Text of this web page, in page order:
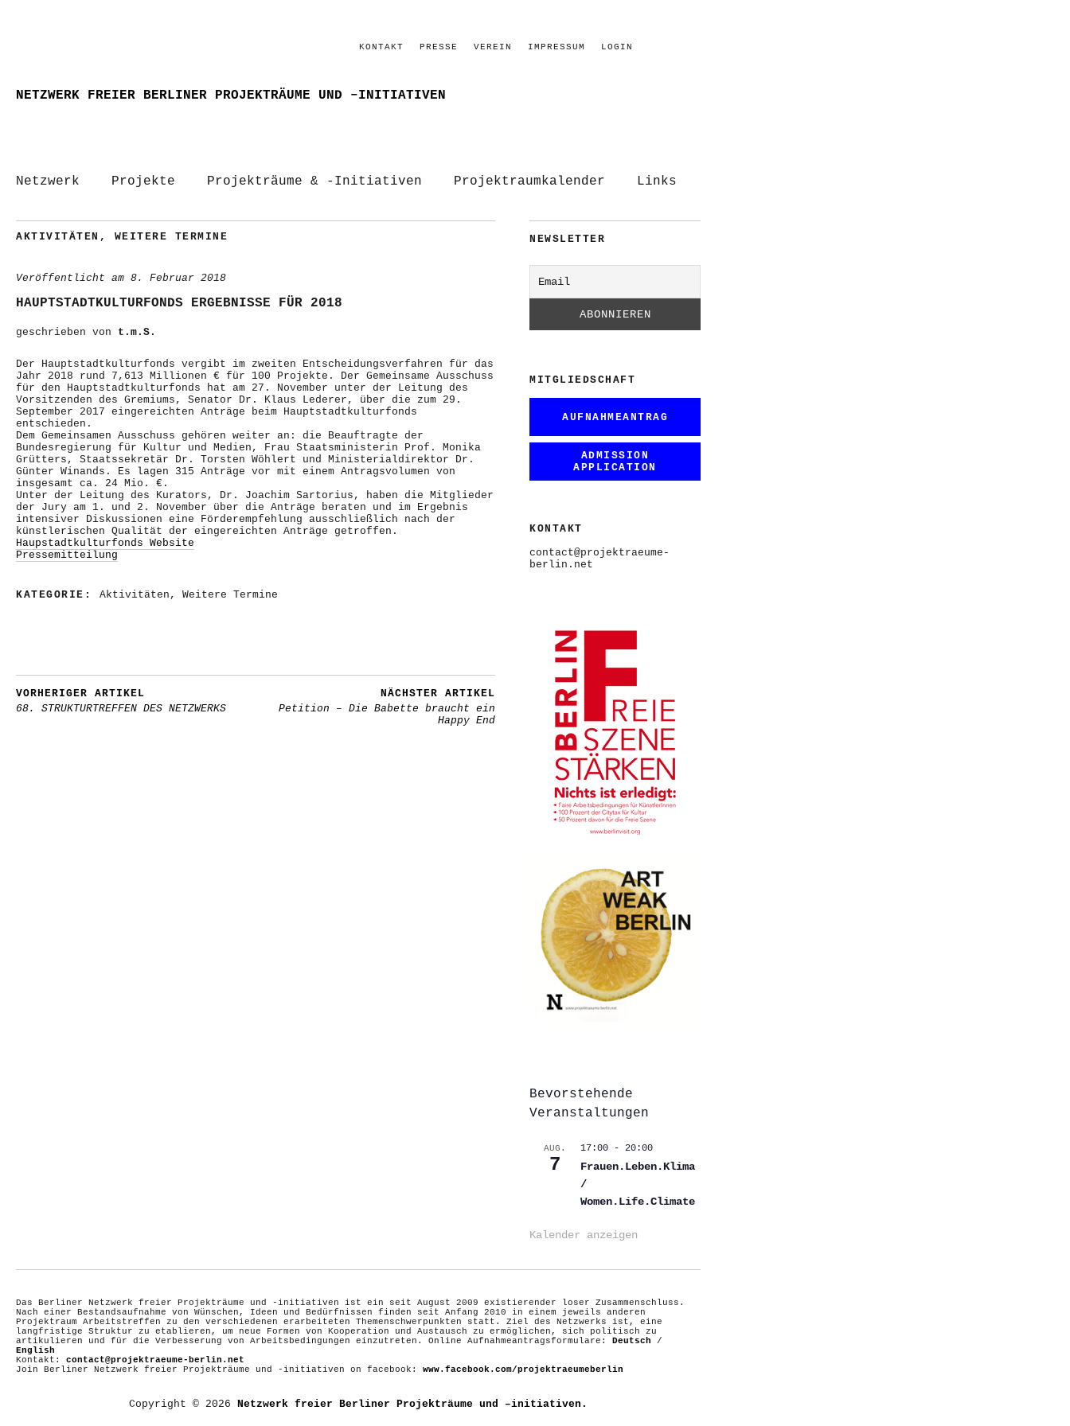
KONTAKT PRESSE VEREIN IMPRESSUM LOGIN
NETZWERK FREIER BERLINER PROJEKTRÄUME UND –INITIATIVEN
Netzwerk Projekte Projekträume & -Initiativen Projektraumkalender Links
AKTIVITÄTEN , WEITERE TERMINE
Veröffentlicht am 8. Februar 2018
HAUPTSTADTKULTURFONDS ERGEBNISSE FÜR 2018
geschrieben von t.m.S.
Der Hauptstadtkulturfonds vergibt im zweiten Entscheidungsverfahren für das
Jahr 2018 rund 7,613 Millionen € für 100 Projekte. Der Gemeinsame Ausschuss
für den Hauptstadtkulturfonds hat am 27. November unter der Leitung des
Vorsitzenden des Gremiums, Senator Dr. Klaus Lederer, über die zum 29.
September 2017 eingereichten Anträge beim Hauptstadtkulturfonds
entschieden.
Dem Gemeinsamen Ausschuss gehören weiter an: die Beauftragte der
Bundesregierung für Kultur und Medien, Frau Staatsministerin Prof. Monika
Grütters, Staatssekretär Dr. Torsten Wöhlert und Ministerialdirektor Dr.
Günter Winands. Es lagen 315 Anträge vor mit einem Antragsvolumen von
insgesamt ca. 24 Mio. €.
Unter der Leitung des Kurators, Dr. Joachim Sartorius, haben die Mitglieder
der Jury am 1. und 2. November über die Anträge beraten und im Ergebnis
intensiver Diskussionen eine Förderempfehlung ausschließlich nach der
künstlerischen Qualität der eingereichten Anträge getroffen.
Haupstadtkulturfonds Website
Pressemitteilung
KATEGORIE: Aktivitäten , Weitere Termine
VORHERIGER ARTIKEL
68. STRUKTURTREFFEN DES NETZWERKS
NÄCHSTER ARTIKEL
Petition – Die Babette braucht ein
Happy End
NEWSLETTER
MITGLIEDSCHAFT
AUFNAHMEANTRAG
ADMISSION
APPLICATION
KONTAKT
contact@projektraeume-
berlin.net
Bevorstehende
Veranstaltungen
AUG.
7
17:00 - 20:00
Frauen.Leben.Klima
/
Women.Life.Climate
Kalender anzeigen
Das Berliner Netzwerk freier Projekträume und -initiativen ist ein seit August 2009 existierender loser Zusammenschluss.
Nach einer Bestandsaufnahme von Wünschen, Ideen und Bedürfnissen finden seit Anfang 2010 in einem jeweils anderen
Projektraum Arbeitstreffen zu den verschiedenen erarbeiteten Themenschwerpunkten statt. Ziel des Netzwerks ist, eine
langfristige Struktur zu etablieren, um neue Formen von Kooperation und Austausch zu ermöglichen, sich politisch zu
artikulieren und für die Verbesserung von Arbeitsbedingungen einzutreten. Online Aufnahmeantragsformulare: Deutsch /
English
Kontakt: contact@projektraeume-berlin.net
Join Berliner Netzwerk freier Projekträume und -initiativen on facebook: www.facebook.com/projektraeumeberlin
Copyright © 2026 Netzwerk freier Berliner Projekträume und –initiativen.